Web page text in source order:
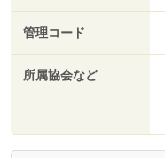
管理コード
所属協会など